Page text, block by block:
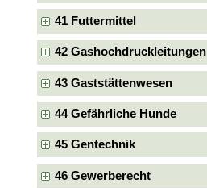
41 Futtermittel
42 Gashochdruckleitungen
43 Gaststättenwesen
44 Gefährliche Hunde
45 Gentechnik
46 Gewerberecht